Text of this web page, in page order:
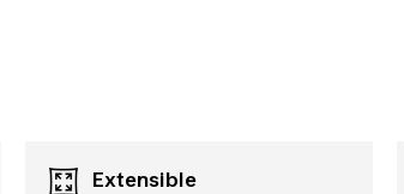
Extensible